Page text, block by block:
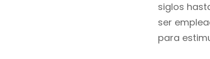
siglos
ser
para